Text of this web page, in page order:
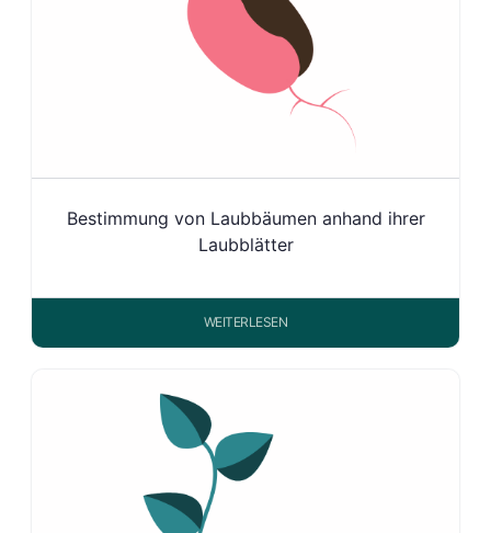
Bestimmung von Laubbäumen anhand ihrer
Laubblätter
WEITERLESEN